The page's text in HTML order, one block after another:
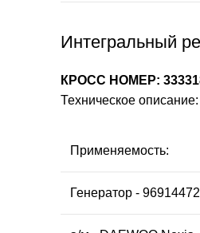
Интегральный
КРОСС НОМЕР:
Техническое
Применяемость:
Генератор -